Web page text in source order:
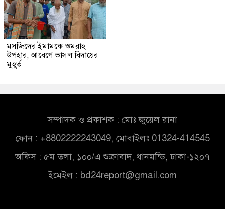
মসজিদের ইমামকে ওমরাহ
উপহার, আবেগে ভাসল বিদায়ের
মুহূর্ত
সম্পাদক ও প্রকাশক : মোঃ জুয়েল রানা
ফোন : +8802222243049, মোবাইলঃ 01324-414545
অফিস : ৫ম তলা, ১০০/এ শুক্রাবাদ, ধানমন্ডি, ঢাকা-১২০৭
ইমেইল : bd24report@gmail.com